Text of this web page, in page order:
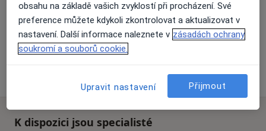
Libušina 203, Přelouč • Mapa
Přeloučská Poliklinika a.s.- EUROCLINICUM a.s.
K dispozici jsou specialisté
obsahu na základě vašich zvyklostí při procházení. Své
preference můžete kdykoli zkontrolovat a aktualizovat v
nastavení. Další informace naleznete v zásadách ochrany
soukromí a souborů cookie.
Upravit nastavení Přijmout